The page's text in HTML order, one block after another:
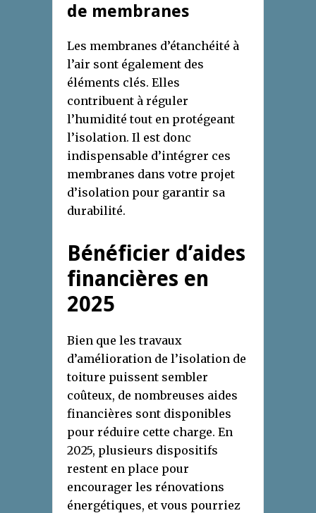
de membranes
Les membranes d’étanchéité à
l’air sont également des
éléments clés. Elles
contribuent à réguler
l’humidité tout en protégeant
l’isolation. Il est donc
indispensable d’intégrer ces
membranes dans votre projet
d’isolation pour garantir sa
durabilité.
Bénéficier d’aides
financières en
2025
Bien que les travaux
d’amélioration de l’isolation de
toiture puissent sembler
coûteux, de nombreuses aides
financières sont disponibles
pour réduire cette charge. En
2025, plusieurs dispositifs
restent en place pour
encourager les rénovations
énergétiques, et vous pourriez